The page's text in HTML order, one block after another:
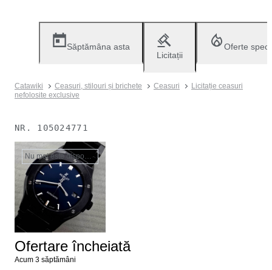
Săptămâna asta
Licitații
Oferte
Catawiki Ceasuri, stilouri și brichete Ceasuri
Licitație ceasuri
nefolosite exclusive
NR. 105024771
Nu mai este disponibil
Ofertare încheiată
Acum 3 săptămâni